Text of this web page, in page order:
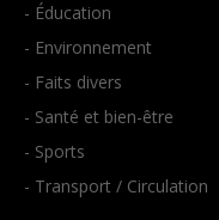
- Éducation
- Environnement
- Faits divers
- Santé et bien-être
- Sports
- Transport / Circulation